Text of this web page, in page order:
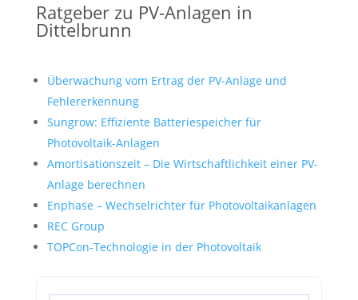
Ratgeber zu PV-Anlagen in
Dittelbrunn
Überwachung vom Ertrag der PV-Anlage und
Fehlererkennung
Sungrow: Effiziente Batteriespeicher für
Photovoltaik-Anlagen
Amortisationszeit – Die Wirtschaftlichkeit einer PV-
Anlage berechnen
Enphase – Wechselrichter für Photovoltaikanlagen
REC Group
TOPCon-Technologie in der Photovoltaik